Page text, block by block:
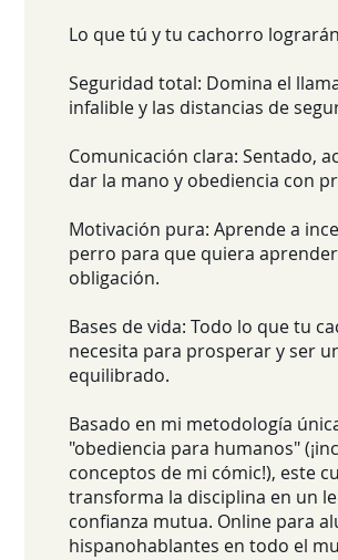
Lo que tú y tu cachorro
Seguridad total: Domina el
infalible y las distancias de
Comunicación clara: Sentado,
dar la mano y obediencia con
Motivación pura: Aprende a
perro para que quiera
obligación.
Bases de vida: Todo lo que tu
necesita para prosperar y ser
equilibrado.
Basado en mi metodología
"obediencia para humanos"
conceptos de mi cómic!), este
transforma la disciplina en un
confianza mutua. Online para
hispanohablantes en todo el